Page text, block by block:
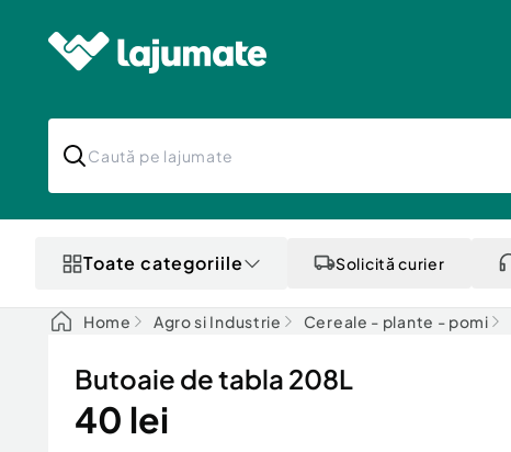
Toate categoriile Solicită curier
Home Agro si Industrie Cereale - plante - pomi
Butoaie de tabla 208L
40 lei